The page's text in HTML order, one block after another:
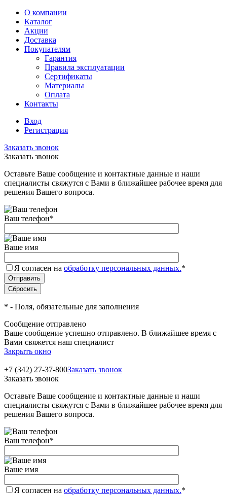
О компании
Каталог
Акции
Доставка
Покупателям
Гарантия
Правила эксплуатации
Сертификаты
Материалы
Оплата
Контакты
Вход
Регистрация
Заказать звонок
Заказать звонок
Оставьте Ваше сообщение и контактные данные и наши
специалисты свяжутся с Вами в ближайшее рабочее время для
решения Вашего вопроса.
Ваш телефон*
Ваше имя
Я согласен на обработку персональных данных.*
* - Поля, обязательные для заполнения
Сообщение отправлено
Ваше сообщение успешно отправлено. В ближайшее время с
Вами свяжется наш специалист
Закрыть окно
+7 (342) 27-37-800Заказать звонок
Заказать звонок
Оставьте Ваше сообщение и контактные данные и наши
специалисты свяжутся с Вами в ближайшее рабочее время для
решения Вашего вопроса.
Ваш телефон*
Ваше имя
Я согласен на обработку персональных данных.*